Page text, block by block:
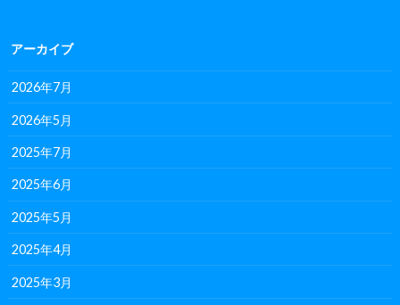
アーカイブ
2026年7月
2026年5月
2025年7月
2025年6月
2025年5月
2025年4月
2025年3月